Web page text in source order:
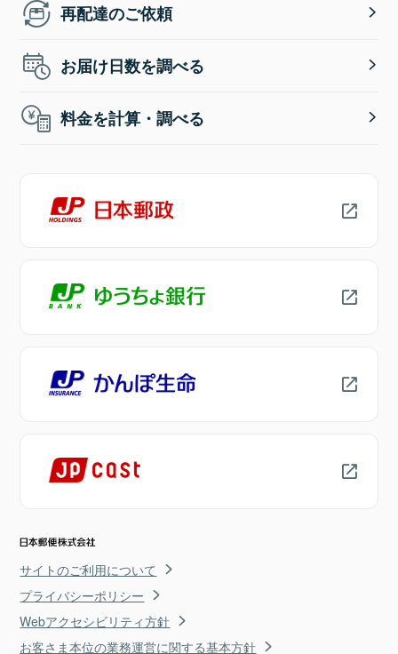
再配達のご依頼
お届け日数を調べる
料金を計算・調べる
サイトのご利用について
プライバシーポリシー
Webアクセシビリティ方針
お客さま本位の業務運営に関する基本方針